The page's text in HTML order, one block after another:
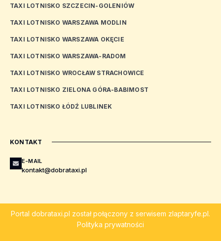
TAXI LOTNISKO SZCZECIN-GOLENIÓW
TAXI LOTNISKO WARSZAWA MODLIN
TAXI LOTNISKO WARSZAWA OKĘCIE
TAXI LOTNISKO WARSZAWA-RADOM
TAXI LOTNISKO WROCŁAW STRACHOWICE
TAXI LOTNISKO ZIELONA GÓRA-BABIMOST
TAXI LOTNISKO ŁÓDŹ LUBLINEK
KONTAKT
E-MAIL
kontakt@dobrataxi.pl
Portal dobrataxi.pl został połączony z serwisem zlaptaryfe.pl.
Polityka prywatności